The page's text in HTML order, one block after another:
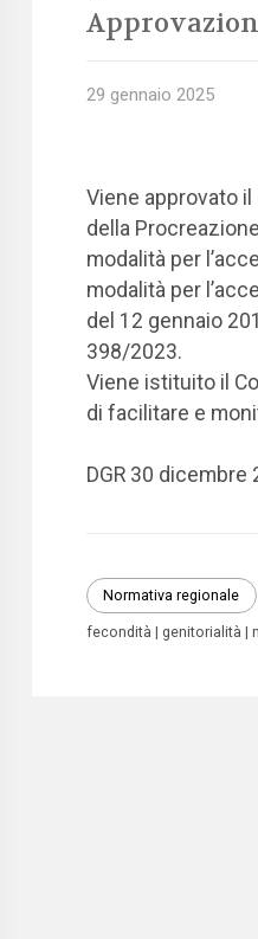
29 gennaio 2025
Viene approvato il
della
modalità per
modalità per
del 12 gennaio
398/2023.
Viene istituito il
di facilitare e
DGR 30 dicembre
Normativa regionale
fecondità genitorialità